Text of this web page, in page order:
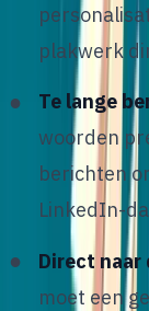
plakwerk
Te lange
woorden
berichten
LinkedIn-
Direct naar
moet een